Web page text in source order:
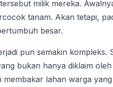
milik mereka.
tanam. Akan tetapi,
besar.
pun semakin
bukan hanya diklaim
membakar lahan warga